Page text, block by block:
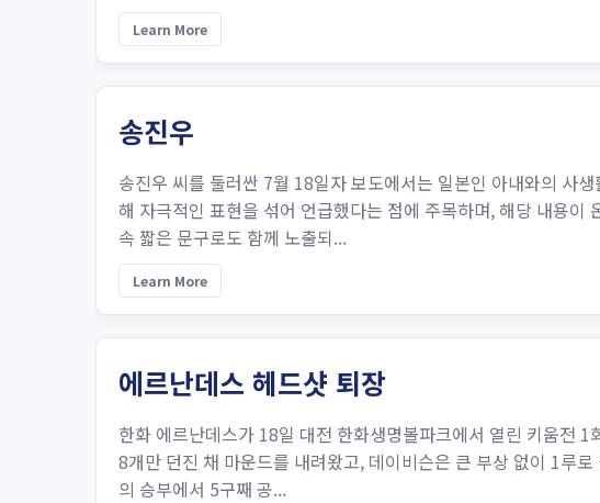
Learn More
송진우
송진우 씨를 둘러싼 7월 18일자 보도에서는 일본인 아내와의 사
해 자극적인 표현을 섞어 언급했다는 점에 주목하며, 해당 내용
속 짧은 문구로도 함께 노출되...
Learn More
에르난데스 헤드샷 퇴장
한화 에르난데스가 18일 대전 한화생명볼파크에서 열린 키움전
8개만 던진 채 마운드를 내려왔고, 데이비슨은 큰 부상 없이 1루
의 승부에서 5구째 공...